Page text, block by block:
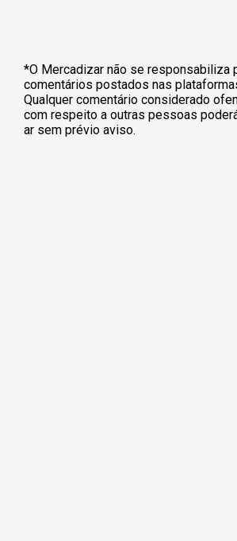
*O Mercadizar não se responsabiliza
comentários postados nas
Qualquer comentário considerado
com respeito a outras pessoas
ar sem prévio aviso.